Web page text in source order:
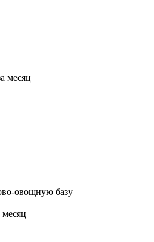
месяц
овощную базу
месяц